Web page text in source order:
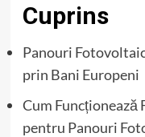
Cuprins
Panouri
prin Bani Europeni
Cum Funcționează
pentru Panouri